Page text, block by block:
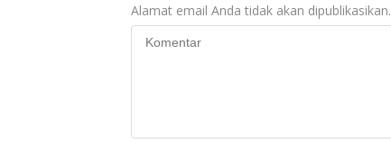
Alamat email Anda tidak akan dipublikasikan.